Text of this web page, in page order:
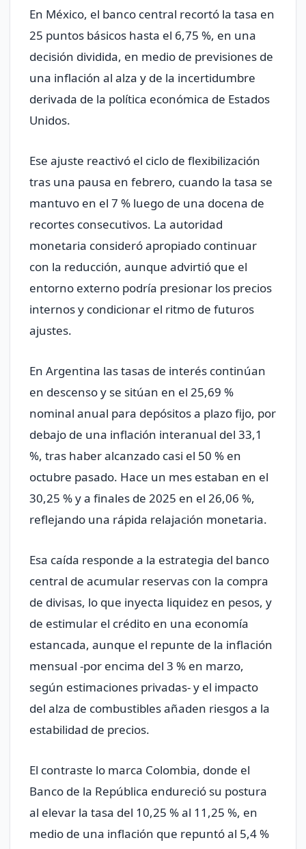
En México, el banco central recortó la tasa en
25 puntos básicos hasta el 6,75 %, en una
decisión dividida, en medio de previsiones de
una inflación al alza y de la incertidumbre
derivada de la política económica de Estados
Unidos.
Ese ajuste reactivó el ciclo de flexibilización
tras una pausa en febrero, cuando la tasa se
mantuvo en el 7 % luego de una docena de
recortes consecutivos. La autoridad
monetaria consideró apropiado continuar
con la reducción, aunque advirtió que el
entorno externo podría presionar los precios
internos y condicionar el ritmo de futuros
ajustes.
En Argentina las tasas de interés continúan
en descenso y se sitúan en el 25,69 %
nominal anual para depósitos a plazo fijo, por
debajo de una inflación interanual del 33,1
%, tras haber alcanzado casi el 50 % en
octubre pasado. Hace un mes estaban en el
30,25 % y a finales de 2025 en el 26,06 %,
reflejando una rápida relajación monetaria.
Esa caída responde a la estrategia del banco
central de acumular reservas con la compra
de divisas, lo que inyecta liquidez en pesos, y
de estimular el crédito en una economía
estancada, aunque el repunte de la inflación
mensual -por encima del 3 % en marzo,
según estimaciones privadas- y el impacto
del alza de combustibles añaden riesgos a la
estabilidad de precios.
El contraste lo marca Colombia, donde el
Banco de la República endureció su postura
al elevar la tasa del 10,25 % al 11,25 %, en
medio de una inflación que repuntó al 5,4 %